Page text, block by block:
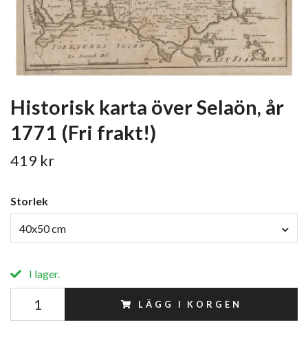
Historisk karta över Selaön, år
1771 (Fri frakt!)
419 kr
Storlek
40x50 cm
I lager.
LÄGG I KORGEN